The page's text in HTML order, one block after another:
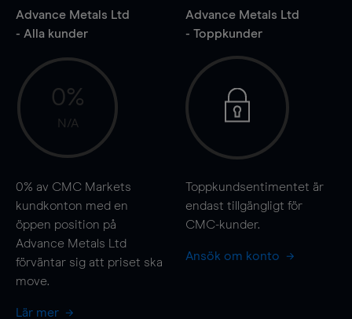
Advance Metals Ltd
- Alla kunder
0%
N/A
0% av CMC Markets
kundkonton med en
öppen position på
Advance Metals Ltd
förväntar sig att priset ska
move.
Lär mer
Advance Metals Ltd
- Toppkunder
Toppkundsentimentet är
endast tillgängligt för
CMC-kunder.
Ansök om konto